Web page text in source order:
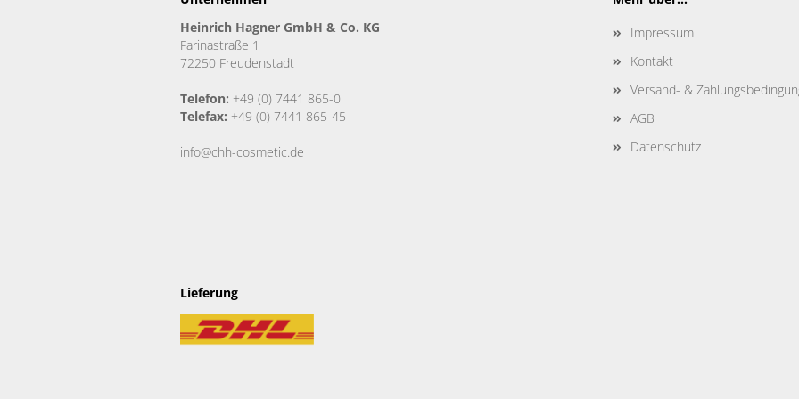
Heinrich Hagner GmbH & Co. KG
Farinastraße 1
72250 Freudenstadt
Telefon: +49 (0) 7441 865-0
Telefax: +49 (0) 7441 865-45
info@chh-cosmetic.de
Impressum
Kontakt
Versand- &
AGB
Datenschutz
Lieferung